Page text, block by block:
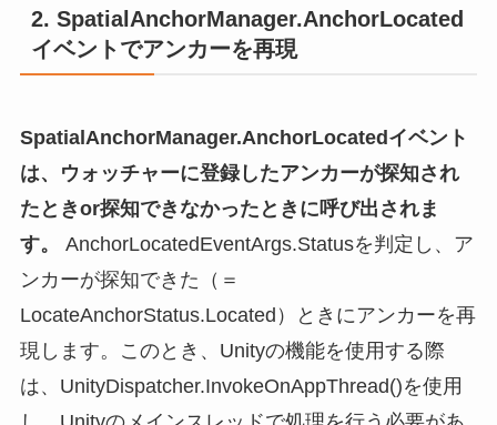
2. SpatialAnchorManager.AnchorLocated
イベントでアンカーを再現
SpatialAnchorManager.AnchorLocatedイベント
は、ウォッチャーに登録したアンカーが探知され
たときor探知できなかったときに呼び出されま
す。
AnchorLocatedEventArgs.Statusを判定し、ア
ンカーが探知できた（＝
LocateAnchorStatus.Located）ときにアンカーを再
現します。このとき、Unityの機能を使用する際
は、UnityDispatcher.InvokeOnAppThread()を使用